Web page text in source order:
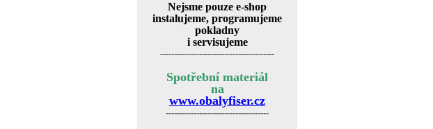
Nejsme pouze e-shop
instalujeme, programujeme
pokladny
i servisujeme
-----------------------------------------
Spotřební materiál
na
www.obalyfiser.cz
-------------------------------------